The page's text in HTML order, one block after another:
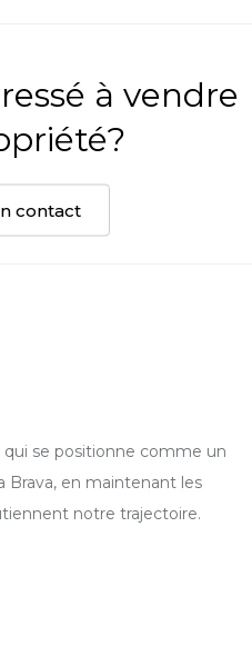
à vendre
contact
se positionne comme un
Brava, en maintenant les
notre trajectoire.